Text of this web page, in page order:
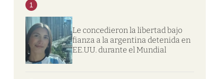
1
Le concedieron la libertad bajo
fianza a la argentina detenida en
EE.UU. durante el Mundial